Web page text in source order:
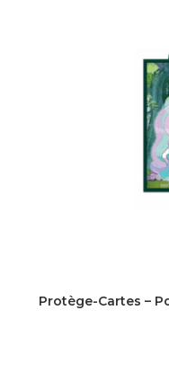
Protège-Cartes –